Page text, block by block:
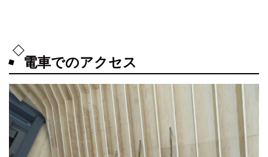
電車でのアクセス